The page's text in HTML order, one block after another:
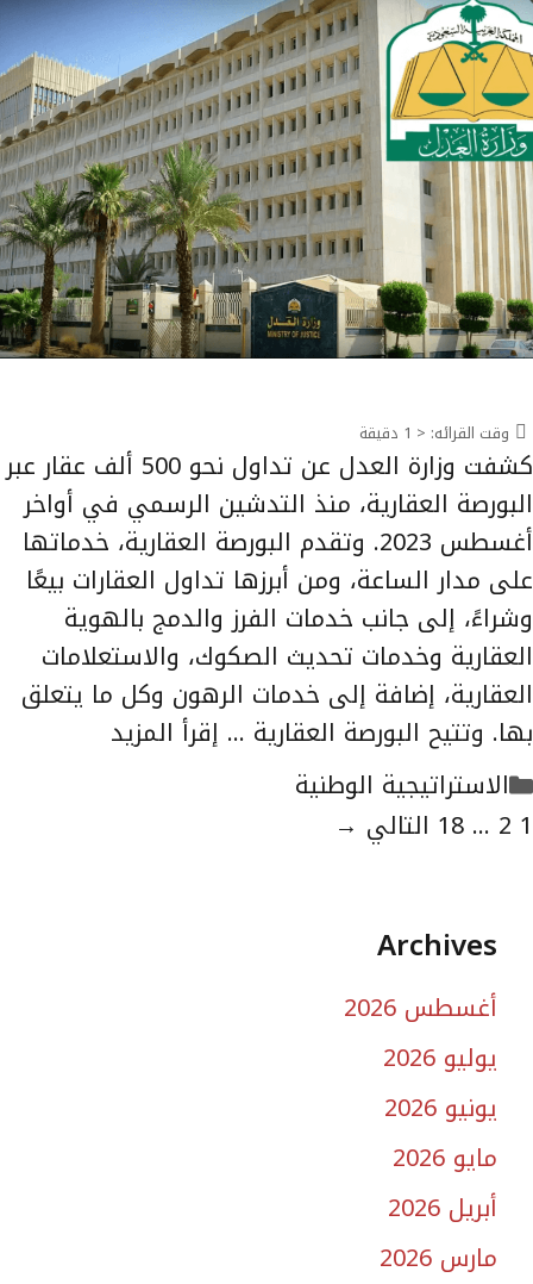
وقت القرائه: < 1 دقيقة
كشفت وزارة العدل عن تداول نحو 500 ألف عقار عبر
البورصة العقارية، منذ التدشين الرسمي في أواخر
أغسطس 2023. وتقدم البورصة العقارية، خدماتها
على مدار الساعة، ومن أبرزها تداول العقارات بيعًا
وشراءً، إلى جانب خدمات الفرز والدمج بالهوية
العقارية وخدمات تحديث الصكوك، والاستعلامات
العقارية، إضافة إلى خدمات الرهون وكل ما يتعلق
بها. وتتيح البورصة العقارية … إقرأ المزيد
التصنيفات
الاستراتيجية الوطنية
الصفحة
1 الصفحة
2
... الصفحة
18 التالي →
Archives
أغسطس 2026
يوليو 2026
يونيو 2026
مايو 2026
أبريل 2026
مارس 2026